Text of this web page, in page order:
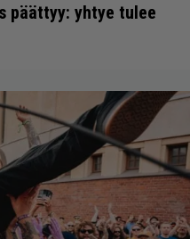
päättyy: yhtye tulee